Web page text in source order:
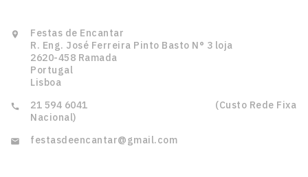

Festas de Encantar
R. Eng. José Ferreira Pinto Basto N° 3 loja
2620-458 Ramada
Portugal
Lisboa

21 594 6041‎ ‎ ‎ ‎ ‎ ‎ ‎ ‎ ‎ ‎ ‎ ‎ ‎ ‎ ‎ ‎‎ ‎ ‎ ‎ ‎ ‎ ‎ ‎ ‎ ‎ ‎ ‎ ‎ ‎ ‎ ‎ ‎‎ ‎ ‎ ‎ ‎ ‎ ‎ ‎ ‎ ‎ ‎ ‎ ‎ ‎ ‎ ‎ ‎ ‎ ‎ ‎ ‎ ‎ (Custo Rede Fixa
Nacional)
